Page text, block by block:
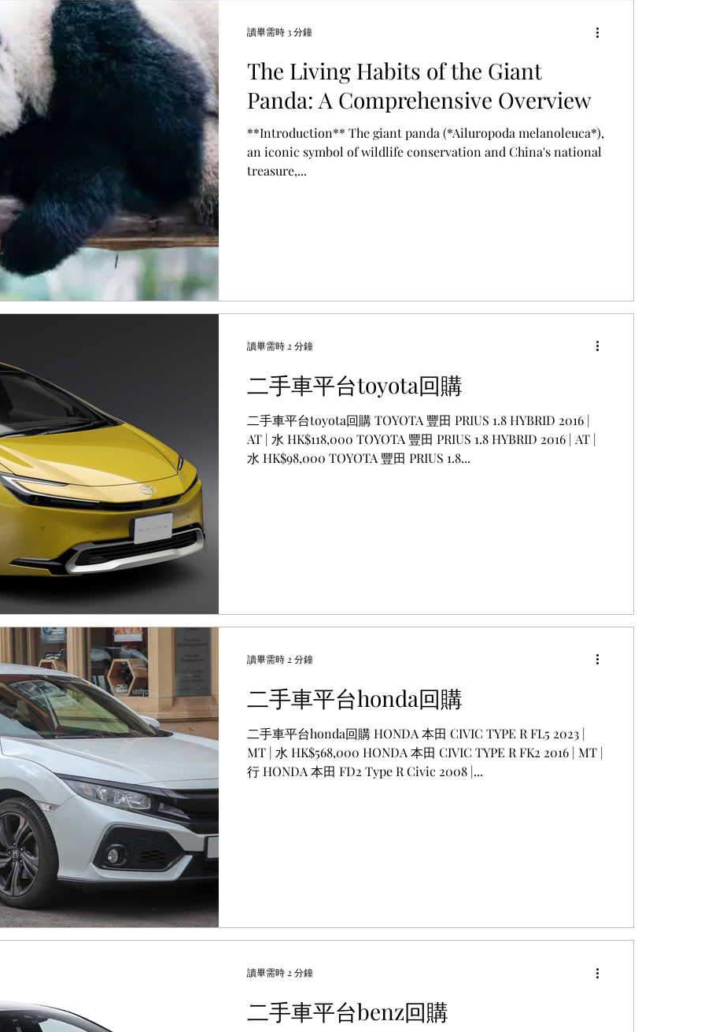
The Living Habits of the Giant
Panda: A Comprehensive Overview
**Introduction** The giant panda (*Ailuropoda melanoleuca*),
an iconic symbol of wildlife conservation and China's national
treasure,...
讀畢需時 3 分鐘
二手車平台toyota回購
二手車平台toyota回購 TOYOTA 豐田 PRIUS 1.8 HYBRID 2016 |
AT | 水 HK$118,000 TOYOTA 豐田 PRIUS 1.8 HYBRID 2016 | AT |
水 HK$98,000 TOYOTA 豐田 PRIUS 1.8...
讀畢需時 2 分鐘
二手車平台honda回購
二手車平台honda回購 HONDA 本田 CIVIC TYPE R FL5 2023 |
MT | 水 HK$568,000 HONDA 本田 CIVIC TYPE R FK2 2016 | MT |
行 HONDA 本田 FD2 Type R Civic 2008 |...
讀畢需時 2 分鐘
二手車平台benz回購
讀畢需時 2 分鐘